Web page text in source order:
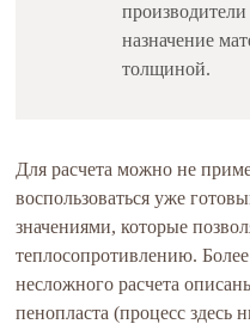
назначение
толщиной.
Для расчета можно не
воспользоваться уже
значениями, которые
теплосопротивлению.
несложного расчета
пенопласта (процесс здесь